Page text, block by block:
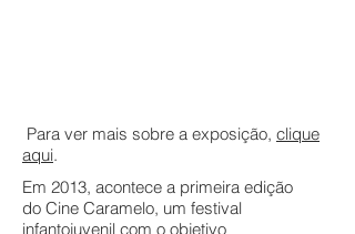
Em 2013, acontece a primeira edição
do Cine Caramelo, um festival
infantojuvenil com o objetivo
Para ver mais sobre a exposição, clique
aqui.